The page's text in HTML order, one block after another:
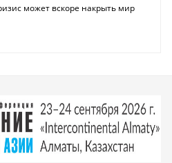
может вскоре накрыть мир